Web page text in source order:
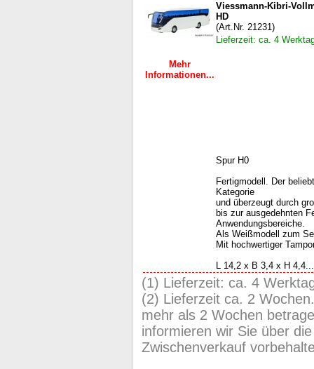
Mehr
Informationen...
Viessmann-Kibri-
HD
(Art.Nr. 21231)
Lieferzeit: ca. 4
Spur H0
Fertigmodell. Der
Kategorie
und überzeugt durch
bis zur ausgedehnten
Anwendungsbereiche.
Als Weißmodell zum
Mit hochwertiger
L 14,2 x B 3,4 x H 4,4...
(1) Lieferzeit: ca. 4
(2) Lieferzeit ca. 2
mehr als 2 Wochen
informieren wir Sie über
Zwischenverkauf